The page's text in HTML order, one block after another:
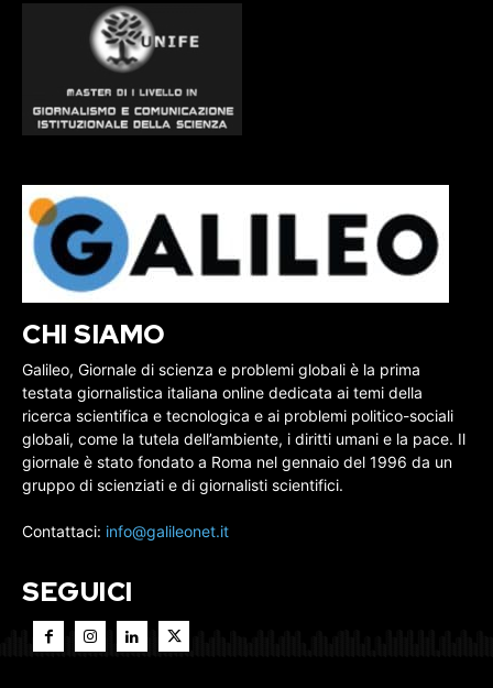
CHI SIAMO
Galileo, Giornale di scienza e problemi globali è la prima
testata giornalistica italiana online dedicata ai temi della
ricerca scientifica e tecnologica e ai problemi politico-sociali
globali, come la tutela dell’ambiente, i diritti umani e la pace. Il
giornale è stato fondato a Roma nel gennaio del 1996 da un
gruppo di scienziati e di giornalisti scientifici.
Contattaci: info@galileonet.it
SEGUICI